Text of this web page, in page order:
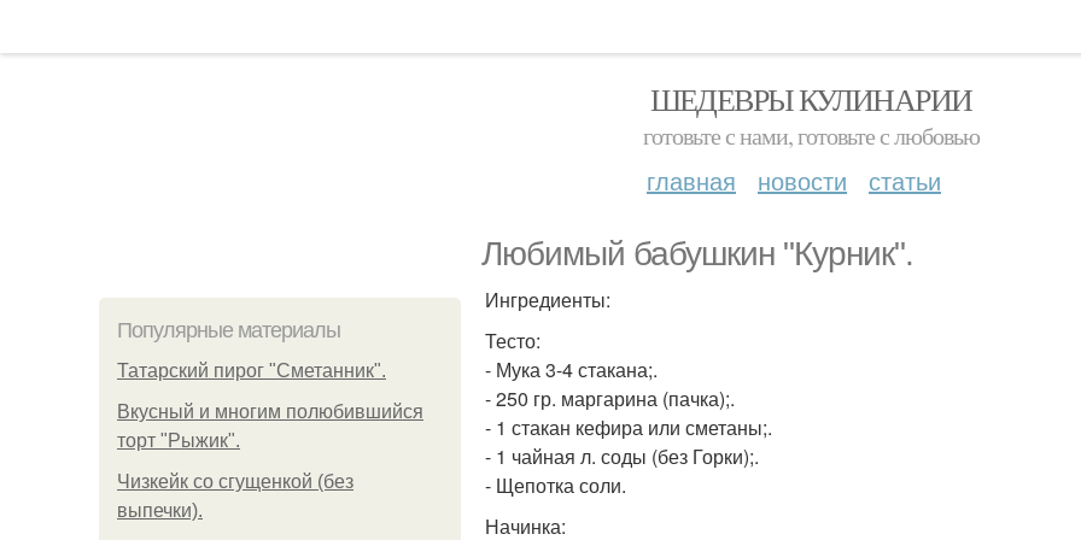
ШЕДЕВРЫ КУЛИНАРИИ
готовьте с нами, готовьте с любовью
главная новости статьи
Любимый бабушкин "Курник".
Популярные материалы
Татарский пирог "Сметанник".
Вкусный и многим полюбившийся
торт "Рыжик".
Чизкейк со сгущенкой (без
выпечки).
Ингредиенты:
Тесто:
- Мука 3-4 стакана;.
- 250 гр. маргарина (пачка);.
- 1 стакан кефира или сметаны;.
- 1 чайная л. соды (без Горки);.
- Щепотка соли.
Начинка: